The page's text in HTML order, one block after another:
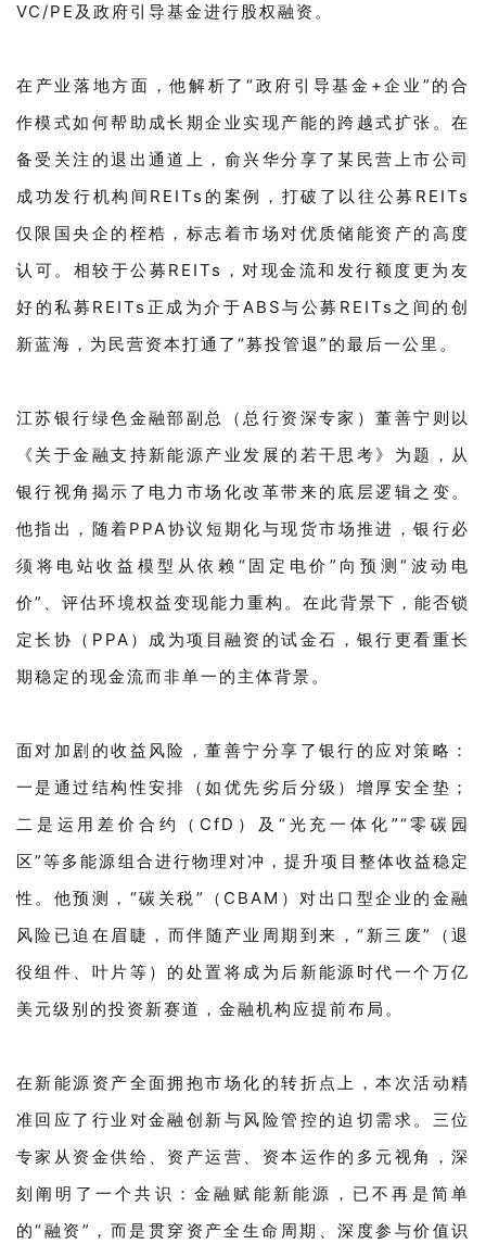
VC/PE及政府引导基金进行股权融资。
在产业落地方面，他解析了“政府引导基金+企业”的合
作模式如何帮助成长期企业实现产能的跨越式扩张。在
备受关注的退出通道上，俞兴华分享了某民营上市公司
成功发行机构间REITs的案例，打破了以往公募REITs
仅限国央企的桎梏，标志着市场对优质储能资产的高度
认可。相较于公募REITs，对现金流和发行额度更为友
好的私募REITs正成为介于ABS与公募REITs之间的创
新蓝海，为民营资本打通了“募投管退”的最后一公里。
江苏银行绿色金融部副总（总行资深专家）董善宁则以
《关于金融支持新能源产业发展的若干思考》为题，从
银行视角揭示了电力市场化改革带来的底层逻辑之变。
他指出，随着PPA协议短期化与现货市场推进，银行必
须将电站收益模型从依赖“固定电价”向预测“波动电
价”、评估环境权益变现能力重构。在此背景下，能否锁
定长协（PPA）成为项目融资的试金石，银行更看重长
期稳定的现金流而非单一的主体背景。
面对加剧的收益风险，董善宁分享了银行的应对策略：
一是通过结构性安排（如优先劣后分级）增厚安全垫；
二是运用差价合约（CfD）及“光充一体化”“零碳园
区”等多能源组合进行物理对冲，提升项目整体收益稳定
性。他预测，“碳关税”（CBAM）对出口型企业的金融
风险已迫在眉睫，而伴随产业周期到来，“新三废”（退
役组件、叶片等）的处置将成为后新能源时代一个万亿
美元级别的投资新赛道，金融机构应提前布局。
在新能源资产全面拥抱市场化的转折点上，本次活动精
准回应了行业对金融创新与风险管控的迫切需求。三位
专家从资金供给、资产运营、资本运作的多元视角，深
刻阐明了一个共识：金融赋能新能源，已不再是简单
的“融资”，而是贯穿资产全生命周期、深度参与价值识